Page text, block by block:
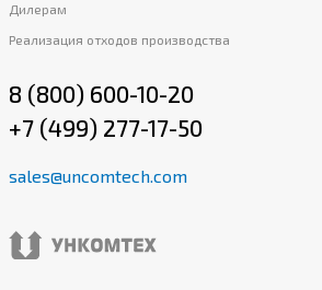
Дилерам
Реализация отходов производства
8 (800) 600-10-20
+7 (499) 277-17-50
sales@uncomtech.com